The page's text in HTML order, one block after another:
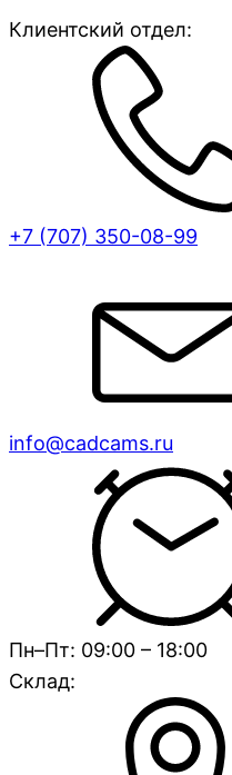
Клиентский отдел:
+7 (707) 350-08-99
info@cadcams.ru
Пн–Пт: 09:00 – 18:00
Склад: